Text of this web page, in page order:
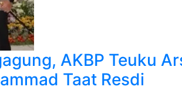
AKBP Teuku
Taat Resdi